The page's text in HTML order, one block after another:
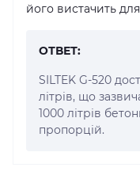
його вистачить
ОТВЕТ:
SILTEK G-520
літрів, що
1000 літрів
пропорцій.